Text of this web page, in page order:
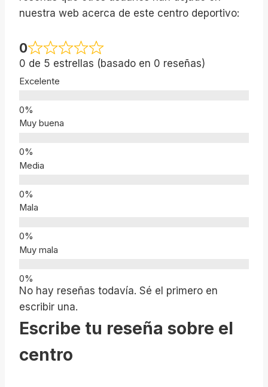
nuestra web acerca de este centro deportivo:
0
0 de 5 estrellas (basado en 0 reseñas)
Excelente
Muy buena
Media
Mala
Muy mala
No hay reseñas todavía. Sé el primero en
escribir una.
Escribe tu reseña sobre el
centro